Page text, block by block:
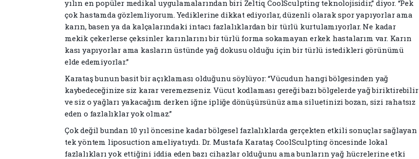
yılın en popüler medikal uygulamalarından biri Zeltiq CoolSculpting teknolojisidir,” diyor. “Pek
çok hastamda gözlemliyorum. Yediklerine dikkat ediyorlar, düzenli olarak spor yapıyorlar ama
karın, basen ya da kalçalarındaki intacı fazlalıklardan bir türlü kurtulamıyorlar. Ne kadar
mekik çekerlerse çeksinler karınlarını bir türlü forma sokamayan erkek hastalarım var. Karın
kası yapıyorlar ama kasların üstünde yağ dokusu olduğu için bir türlü istedikleri görünümü
elde edemiyorlar.”
Karataş bunun basit bir açıklaması olduğunu söylüyor: “Vücudun hangi bölgesinden yağ
kaybedeceğinize siz karar veremezseniz. Vücut kodlaması gereği bazı bölgelerde yağ biriktirebilir
ve siz o yağları yakacağım derken iğne ipliğe dönüşürsünüz ama siluetinizi bozan, sizi rahatsız
eden o fazlalıklar yok olmaz.”
Çok değil bundan 10 yıl öncesine kadar bölgesel fazlalıklarda gerçekten etkili sonuçlar sağlayan
tek yöntem liposuction ameliyatıydı. Dr. Mustafa Karataş CoolSculpting öncesinde lokal
fazlalıkları yok ettiğini iddia eden bazı cihazlar olduğunu ama bunların yağ hücrelerine etki